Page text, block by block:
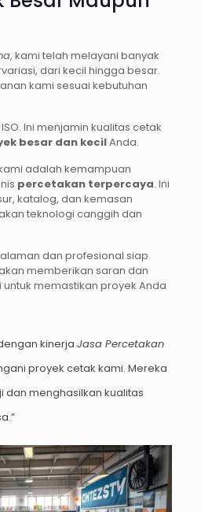
, kami telah melayani banyak
dari kecil hingga besar.
kami sesuai kebutuhan
Ini menjamin kualitas cetak
besar dan kecilAnda.
adalah kemampuan
percetakan terpercaya. Ini
katalog, dan kemasan
teknologi canggih dan
dan profesional siap
memberikan saran dan
memastikan proyek Anda
kinerja Jasa Percetakan
proyek cetak kami. Mereka
dan menghasilkan kualitas